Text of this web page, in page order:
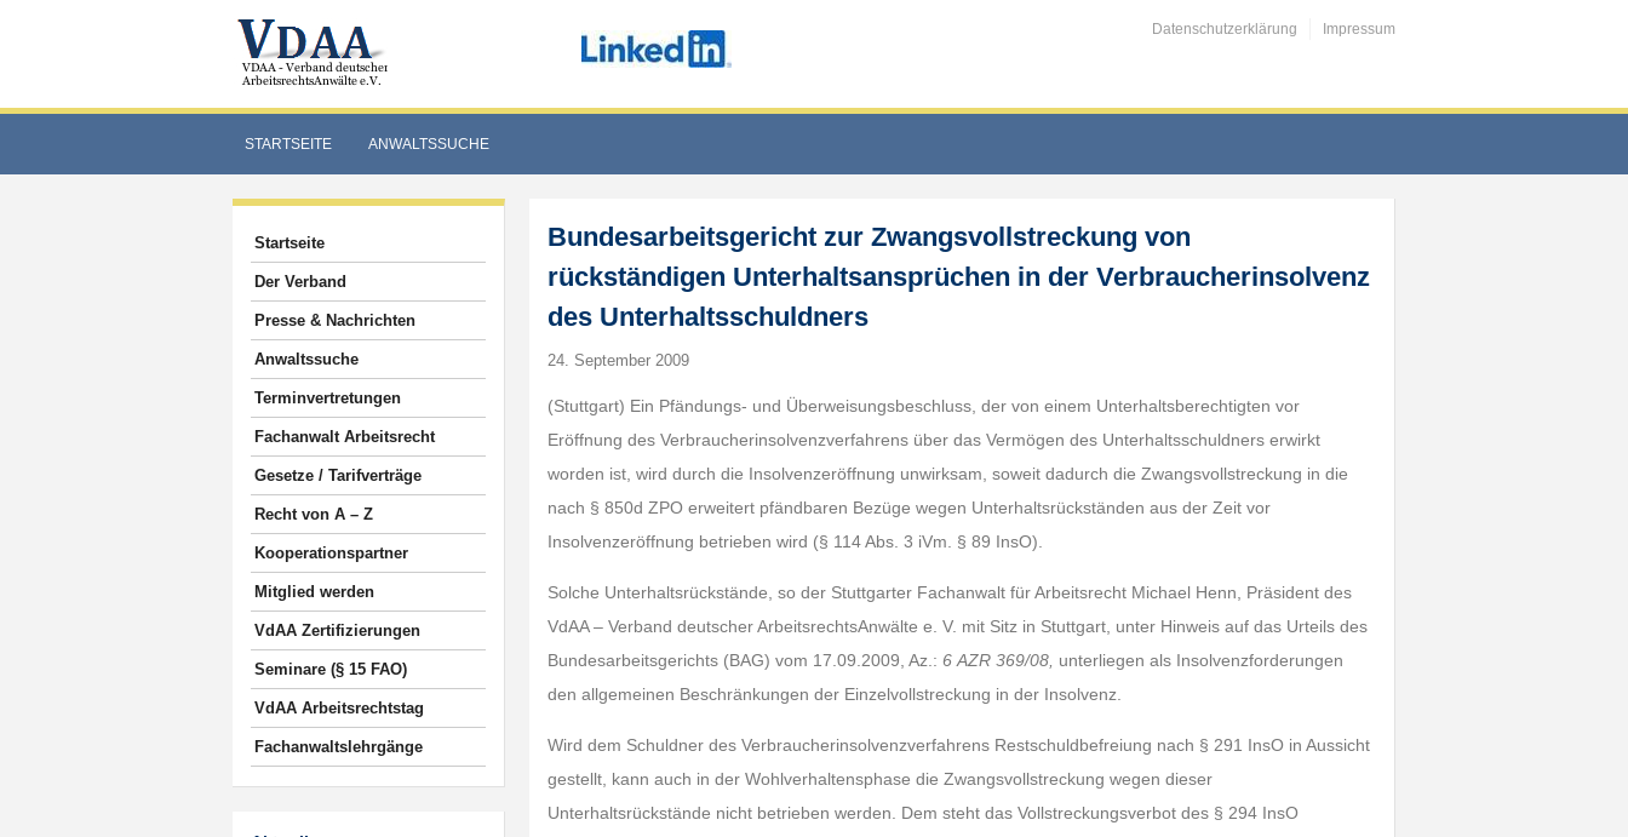
Datenschutzerklärung Impressum
STARTSEITE ANWALTSSUCHE
Startseite
Der Verband
Presse & Nachrichten
Anwaltssuche
Terminvertretungen
Fachanwalt Arbeitsrecht
Gesetze / Tarifverträge
Recht von A – Z
Kooperationspartner
Mitglied werden
VdAA Zertifizierungen
Seminare (§ 15 FAO)
VdAA Arbeitsrechtstag
Fachanwaltslehrgänge
Bundesarbeitsgericht zur Zwangsvollstreckung von
rückständigen Unterhaltsansprüchen in der Verbraucherinsolvenz
des Unterhaltsschuldners
24. September 2009
(Stuttgart) Ein Pfändungs- und Überweisungsbeschluss, der von einem Unterhaltsberechtigten vor
Eröffnung des Verbraucherinsolvenzverfahrens über das Vermögen des Unterhaltsschuldners erwirkt
worden ist, wird durch die Insolvenzeröffnung unwirksam, soweit dadurch die Zwangsvollstreckung in die
nach § 850d ZPO erweitert pfändbaren Bezüge wegen Unterhaltsrückständen aus der Zeit vor
Insolvenzeröffnung betrieben wird (§ 114 Abs. 3 iVm. § 89 InsO).
Solche Unterhaltsrückstände, so der Stuttgarter Fachanwalt für Arbeitsrecht Michael Henn, Präsident des
VdAA – Verband deutscher ArbeitsrechtsAnwälte e. V. mit Sitz in Stuttgart, unter Hinweis auf das Urteils des
Bundesarbeitsgerichts (BAG) vom 17.09.2009, Az.:6 AZR 369/08, unterliegen als Insolvenzforderungen
den allgemeinen Beschränkungen der Einzelvollstreckung in der Insolvenz.
Wird dem Schuldner des Verbraucherinsolvenzverfahrens Restschuldbefreiung nach § 291 InsO in Aussicht
gestellt, kann auch in der Wohlverhaltensphase die Zwangsvollstreckung wegen dieser
Unterhaltsrückstände nicht betrieben werden. Dem steht das Vollstreckungsverbot des § 294 InsO